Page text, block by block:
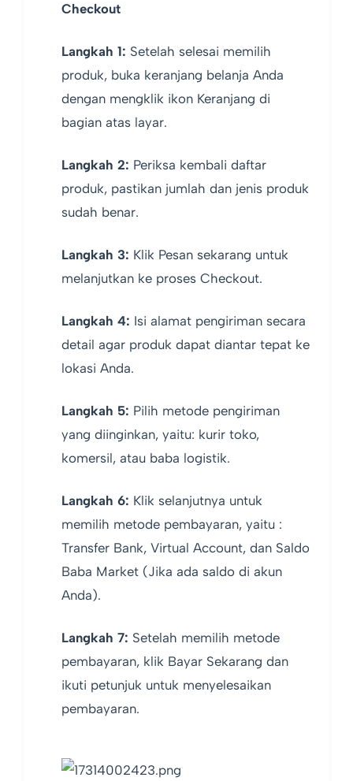
Checkout
Langkah 1: Setelah selesai memilih
produk, buka keranjang belanja Anda
dengan mengklik ikon Keranjang di
bagian atas layar.
Langkah 2: Periksa kembali daftar
produk, pastikan jumlah dan jenis produk
sudah benar.
Langkah 3: Klik Pesan sekarang untuk
melanjutkan ke proses Checkout.
Langkah 4: Isi alamat pengiriman secara
detail agar produk dapat diantar tepat ke
lokasi Anda.
Langkah 5: Pilih metode pengiriman
yang diinginkan, yaitu: kurir toko,
komersil, atau baba logistik.
Langkah 6: Klik selanjutnya untuk
memilih metode pembayaran, yaitu :
Transfer Bank, Virtual Account, dan Saldo
Baba Market (Jika ada saldo di akun
Anda).
Langkah 7: Setelah memilih metode
pembayaran, klik Bayar Sekarang dan
ikuti petunjuk untuk menyelesaikan
pembayaran.